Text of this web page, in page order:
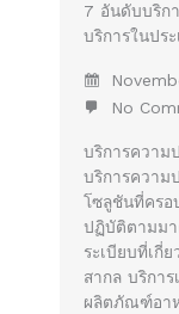
7 อันดับบริก
บริการในปร
No
บริการความ
บริการความ
โซลูชันที่ครอ
ปฏิบัติตามม
ระเบียบที่เกี่
สากล บริกา
ผลิตภัณฑ์อา